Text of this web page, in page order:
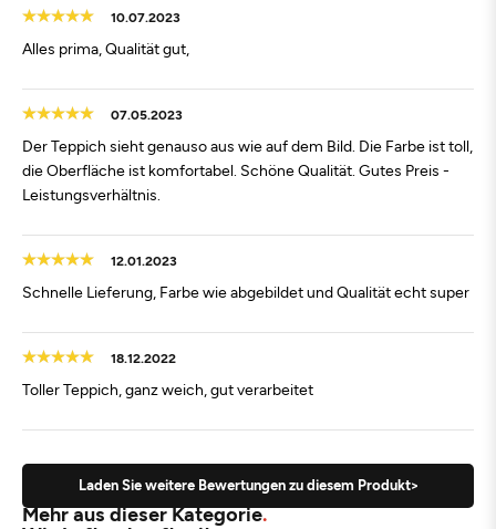
10.07.2023
Alles prima, Qualität gut,
07.05.2023
Der Teppich sieht genauso aus wie auf dem Bild. Die Farbe ist toll,
die Oberfläche ist komfortabel. Schöne Qualität. Gutes Preis -
Leistungsverhältnis.
12.01.2023
Schnelle Lieferung, Farbe wie abgebildet und Qualität echt super
18.12.2022
Toller Teppich, ganz weich, gut verarbeitet
Laden Sie weitere Bewertungen zu diesem Produkt>
Mehr aus dieser Kategorie